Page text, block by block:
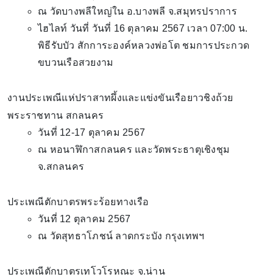
ณ วัดบางพลีใหญ่ใน อ.บางพลี จ.สมุทรปราการ
ไฮไลท์ วันที่ วันที่ 16 ตุลาคม 2567 เวลา 07:00 น.
พิธีรับบัว สักการะองค์หลวงพ่อโต ชมการประกวด
ขบวนเรือสวยงาม
งานประเพณีแห่ปราสาทผึ้งและแข่งขันเรือยาวชิงถ้วย
พระราชทาน สกลนคร
วันที่ 12-17 ตุลาคม 2567
ณ หอนาฬิกาสกลนคร และวัดพระธาตุเชิงชุม
จ.สกลนคร
ประเพณีตักบาตรพระร้อยทางเรือ
วันที่ 12 ตุลาคม 2567
ณ วัดสุทธาโภชน์ ลาดกระบัง กรุงเทพฯ
ประเพณีตักบาตรเทโวโรหณะ จ.น่าน